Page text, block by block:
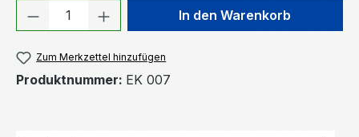
Produkt Anzahl: Gib denIn den Warenkorb
Zum Merkzettel hinzufügen
Produktnummer: EK 007